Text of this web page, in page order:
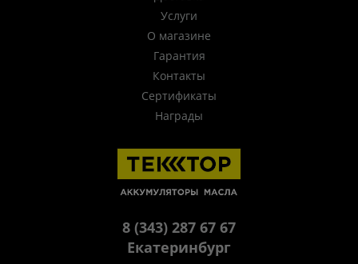
Услуги
О магазине
Гарантия
Контакты
Сертификаты
Награды
8 (343) 287 67 67
Екатеринбург